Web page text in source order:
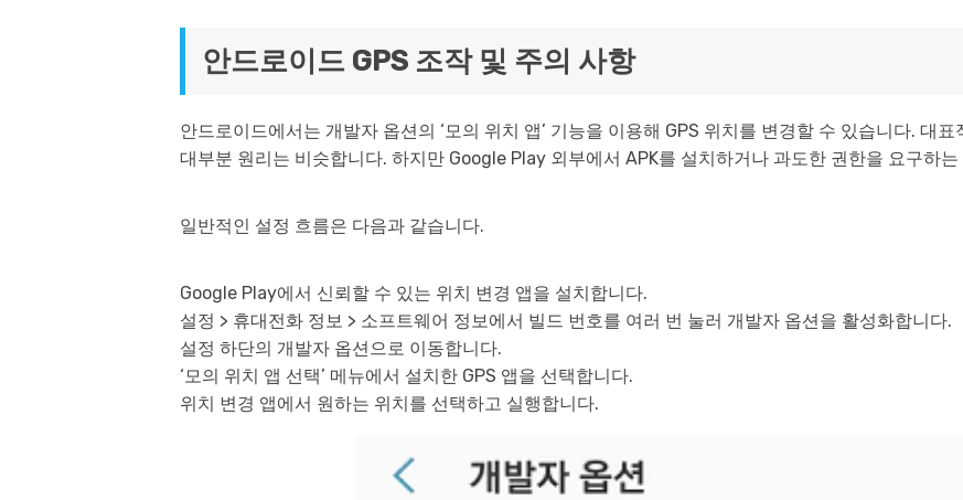
안드로이드 GPS 조작 및 주의 사항
안드로이드에서는 개발자 옵션의 ‘모의 위치 앱’ 기능을 이용해 GPS 위치를 변경할 수 있습니다. 대
대부분 원리는 비슷합니다. 하지만 Google Play 외부에서 APK를 설치하거나 과도한 권한을 요구하
일반적인 설정 흐름은 다음과 같습니다.
Google Play에서 신뢰할 수 있는 위치 변경 앱을 설치합니다.
설정 > 휴대전화 정보 > 소프트웨어 정보에서 빌드 번호를 여러 번 눌러 개발자 옵션을 활성화합니다.
설정 하단의 개발자 옵션으로 이동합니다.
‘모의 위치 앱 선택’ 메뉴에서 설치한 GPS 앱을 선택합니다.
위치 변경 앱에서 원하는 위치를 선택하고 실행합니다.